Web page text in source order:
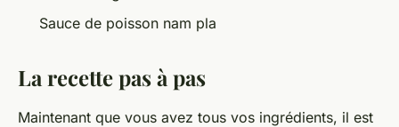
Sauce de poisson nam pla
La recette pas à pas
Maintenant que vous avez tous vos ingrédients, il est